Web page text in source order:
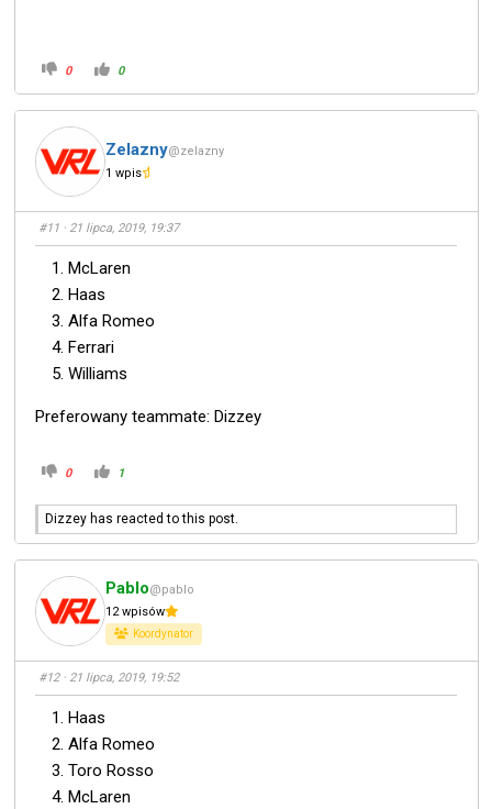
0 0
Zelazny@zelazny
1 wpis
#11 · 21 lipca, 2019, 19:37
McLaren
Haas
Alfa Romeo
Ferrari
Williams
Preferowany teammate: Dizzey
0 1
Dizzey has reacted to this post.
Pablo@pablo
12 wpisów
Koordynator
#12· 21 lipca, 2019, 19:52
Haas
Alfa Romeo
Toro Rosso
McLaren